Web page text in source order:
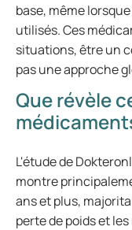
base, même
utilisés. Ces
situations, être un
pas une approche
Que révèle
L'étude de
montre
ans et plus,
perte de poids et